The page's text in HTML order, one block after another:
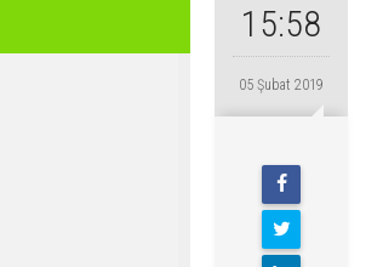
15:58
05 Şubat 2019